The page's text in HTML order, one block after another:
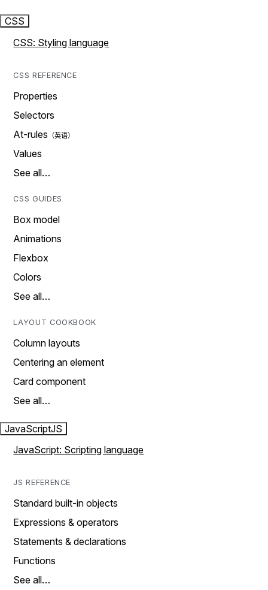
CSS
CSS: Styling language
CSS REFERENCE
Properties
Selectors
At-rules
Values
See all…
CSS GUIDES
Box model
Animations
Flexbox
Colors
See all…
LAYOUT COOKBOOK
Column layouts
Centering an element
Card component
See all…
JavaScriptJS
JavaScript: Scripting language
JS REFERENCE
Standard built-in objects
Expressions & operators
Statements & declarations
Functions
See all…